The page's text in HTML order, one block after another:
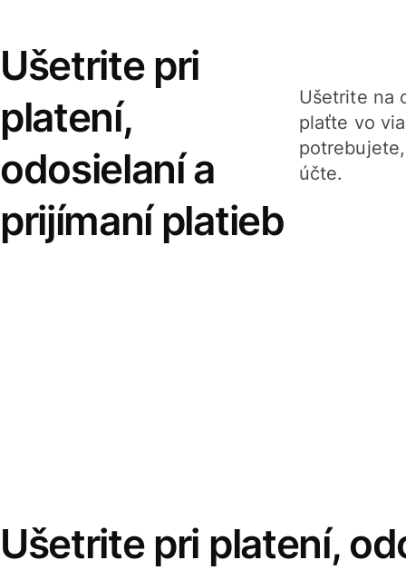
Ušetrite pri
platení,
odosielaní a
prijímaní platieb
Ušetrite na
plaťte vo
účte.
Ušetrite pri platení,